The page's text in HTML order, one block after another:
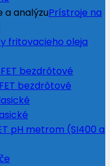
Prístroje na
fritovacieho oleja
bezdrôtové
bezdrôtové
pH metrom (SI400 a